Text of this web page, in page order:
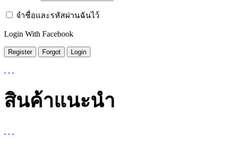
จำชื่อและรหัสผ่านฉันไว้
Login With Facebook
สินค้าแนะนำ